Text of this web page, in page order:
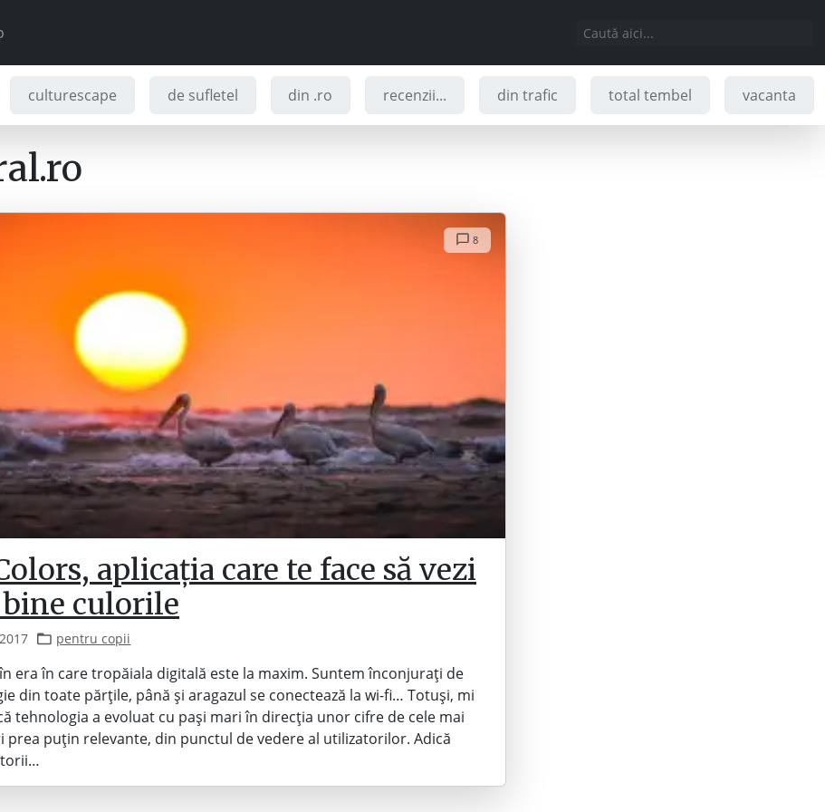
culturescape de sufletel din .ro recenzii... din trafic total tembel vacanta
8
aplicația care te face să vezi
culorile
pentru copii
era în care tropăiala digitală este la maxim. Suntem înconjurați de
din toate părțile, până și aragazul se conectează la wi-fi… Totuși, mi
tehnologia a evoluat cu pași mari în direcția unor cifre de cele mai
prea puțin relevante, din punctul de vedere al utilizatorilor. Adică